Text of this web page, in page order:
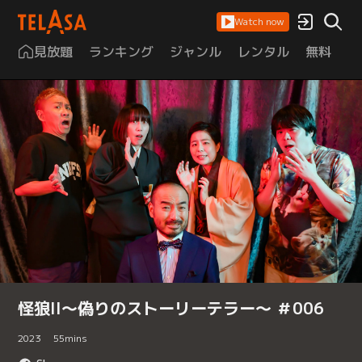
Watch now
見放題 ランキング ジャンル レンタル 無料
怪狼II～偽りのストーリーテラー～ ＃006
2023 55mins